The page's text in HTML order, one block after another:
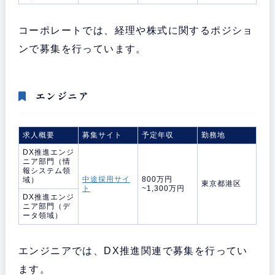
コーポレートでは、経理や株式に関するポジショ
ンで募集を行っています。
エンジニア
求人概要 募集サイト 予定年収
勤務地
DX推進エンジ
ニア部門（情
報システム領
域）
中途採用サイ
ト
800万円
~1,300万円
東京都港区
DX推進エンジ
ニア部門（デ
ータ領域）
エンジニアでは、DX推進関連で募集を行ってい
ます。